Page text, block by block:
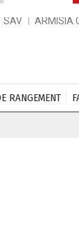
SAV ARMISIA
RANGEMENT